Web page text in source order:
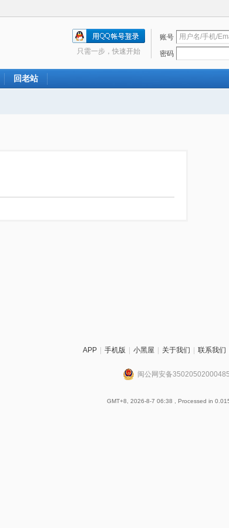
账号
密码
只需一步，快速开始
回老站
APP 手机版 小黑屋 关于我们 联系我们
闽公网安备
GMT+8, 2026-8-7 06:38 , Processed in